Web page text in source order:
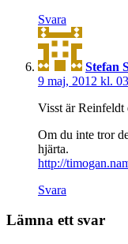
Svara
Stefan
9 maj, 2012 kl.
Visst är Reinfeldt
Om du inte tror
hjärta.
http://
Svara
Lämna ett svar